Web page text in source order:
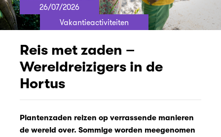
26/07/2026
Vakantieactiviteiten
Reis met zaden –
Wereldreizigers in de
Hortus
Plantenzaden reizen op verrassende manieren
de wereld over. Sommige worden meegenomen